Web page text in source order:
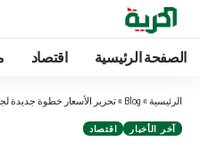
الصفحة الرئيسية اقتصاد
الرئيسية »
Blog
»تحرير الأسعار خطوة جديدة
آخر الأخبار اقتصاد